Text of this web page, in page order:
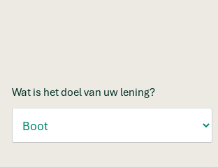
Wat is het doel van uw lening?